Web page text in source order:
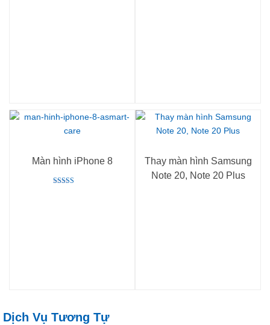
Màn hình iPhone 8
Thay màn hình Samsung
Note 20, Note 20 Plus
Dịch Vụ Tương Tự